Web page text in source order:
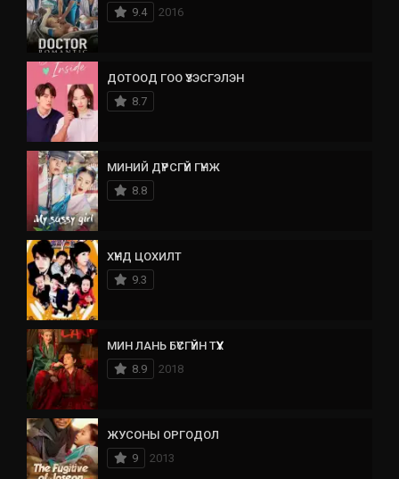
9.4
2016
ДОТООД ГОО ҮЗЭСГЭЛЭН
8.7
МИНИЙ ДҮРСГҮЙ ГҮНЖ
8.8
ХҮНД ЦОХИЛТ
9.3
МИН ЛАНЬ БҮСГҮЙН ТҮҮХ
8.9
2018
ЖУСОНЫ ОРГОДОЛ
9
2013